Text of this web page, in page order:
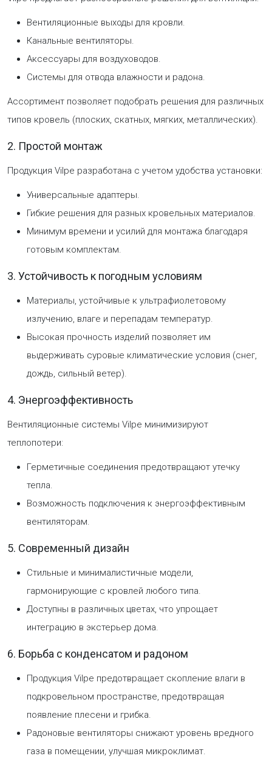
Вентиляционные выходы для кровли.
Канальные вентиляторы.
Аксессуары для воздуховодов.
Системы для отвода влажности и радона.
Ассортимент позволяет подобрать решения для различных
типов кровель (плоских, скатных, мягких, металлических).
2. Простой монтаж
Продукция Vilpe разработана с учетом удобства установки:
Универсальные адаптеры.
Гибкие решения для разных кровельных материалов.
Минимум времени и усилий для монтажа благодаря
готовым комплектам.
3. Устойчивость к погодным условиям
Материалы, устойчивые к ультрафиолетовому
излучению, влаге и перепадам температур.
Высокая прочность изделий позволяет им
выдерживать суровые климатические условия (снег,
дождь, сильный ветер).
4. Энергоэффективность
Вентиляционные системы Vilpe минимизируют
теплопотери:
Герметичные соединения предотвращают утечку
тепла.
Возможность подключения к энергоэффективным
вентиляторам.
5. Современный дизайн
Стильные и минималистичные модели,
гармонирующие с кровлей любого типа.
Доступны в различных цветах, что упрощает
интеграцию в экстерьер дома.
6. Борьба с конденсатом и радоном
Продукция Vilpe предотвращает скопление влаги в
подкровельном пространстве, предотвращая
появление плесени и грибка.
Радоновые вентиляторы снижают уровень вредного
газа в помещении, улучшая микроклимат.